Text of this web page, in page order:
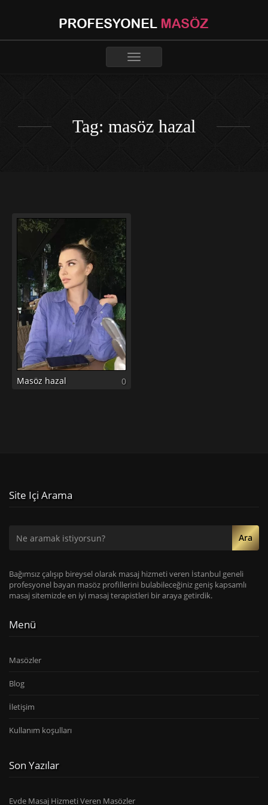
Toggle
Tag: masöz hazal
Masöz hazal 0
Site Içi Arama
Ara
Bağımsız çalışıp bireysel olarak masaj hizmeti veren İstanbul geneli
profesyonel bayan masöz profillerini bulabileceğiniz geniş kapsamlı
masaj sitemizde en iyi masaj terapistleri bir araya getirdik.
Menü
Masözler
Blog
İletişim
Kullanım koşulları
Son Yazılar
Evde Masaj Hizmeti Veren Masözler